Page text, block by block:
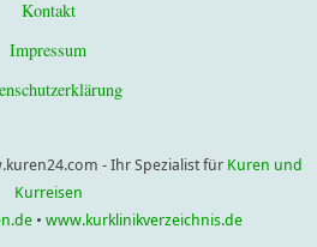
Kontakt
Impressum
- Ihr Spezialist für Kuren und
Kurreisen
• www.kurklinikverzeichnis.de